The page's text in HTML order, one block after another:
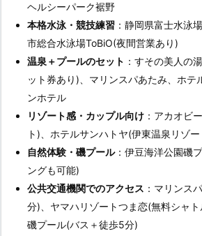
ヘルシーパーク裾野
本格水泳・競技練習 ：静岡県富士水泳
市総合水泳場ToBiO(夜間営業あり)
温泉＋プールのセット ：すその美人の
ット券あり)、マリンスパあたみ、ホテ
ンホテル
リゾート感・カップル向け ：アカオビ
ト)、ホテルサンハトヤ(伊東温泉リゾー
自然体験・磯プール：伊豆海洋公園磯
ングも可能)
公共交通機関でのアクセス ：マリンス
分)、ヤマハリゾートつま恋(無料シャ
磯プール(バス＋徒歩5分)